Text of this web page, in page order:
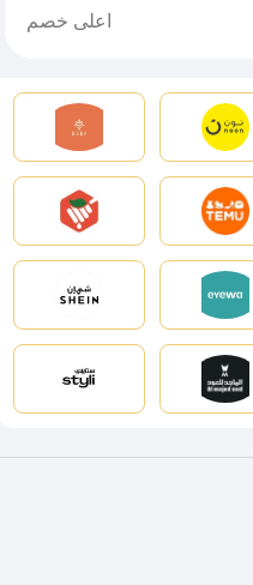
اعلى خصم